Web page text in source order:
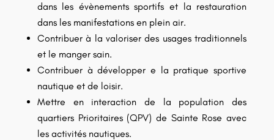
dans les évènements sportifs et la restauration
dans les manifestations en plein air.
Contribuer à la valoriser des usages traditionnels
et le manger sain.
Contribuer à développer e la pratique sportive
nautique et de loisir.
Mettre en interaction de la population des
quartiers Prioritaires (QPV) de Sainte Rose avec
les activités nautiques.